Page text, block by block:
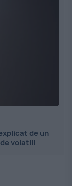
de un
volatili